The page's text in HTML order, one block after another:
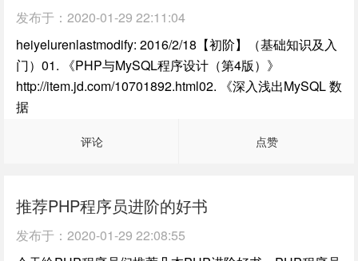
发布于： 2020-01-29 22:11:04
heiyelurenlastmodify: 2016/2/18【初阶】（基础知识及入
门）01. 《PHP与MySQL程序设计（第4版）》
http://item.jd.com/10701892.html02. 《深入浅出MySQL 数
据
评论 点赞
推荐PHP程序员进阶的好书
发布于： 2020-01-29 22:08:55